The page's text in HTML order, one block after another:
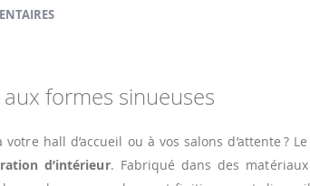
formes sinueuses
hall d’accueil ou à vos salons d’attente ?
d’intérieur. Fabriqué dans des